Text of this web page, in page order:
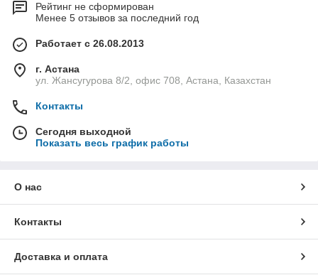
Рейтинг не сформирован
Менее 5 отзывов за последний год
Работает с 26.08.2013
г. Астана
ул. Жансугурова 8/2, офис 708, Астана, Казахстан
Контакты
Сегодня выходной
Показать весь график работы
О нас
Контакты
Доставка и оплата